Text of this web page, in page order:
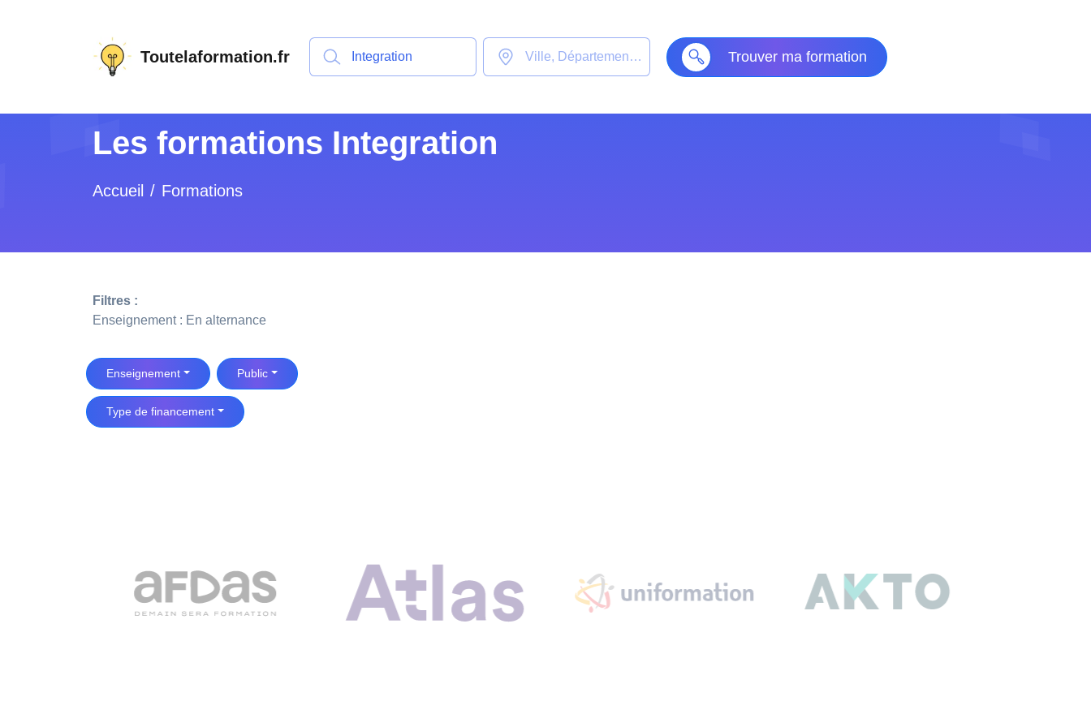
Toutelaformation.fr Trouver ma formation
Les formations Integration
Accueil Formations
Filtres :
Enseignement : En alternance
Enseignement Public
Type de financement